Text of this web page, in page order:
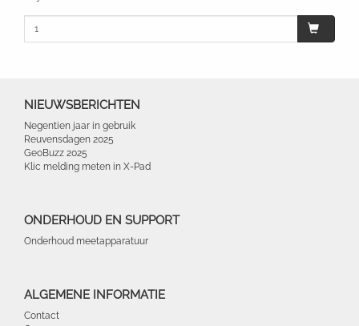
NIEUWSBERICHTEN
Negentien jaar in gebruik
Reuvensdagen 2025
GeoBuzz 2025
Klic melding meten in X-Pad
ONDERHOUD EN SUPPORT
Onderhoud meetapparatuur
ALGEMENE INFORMATIE
Contact